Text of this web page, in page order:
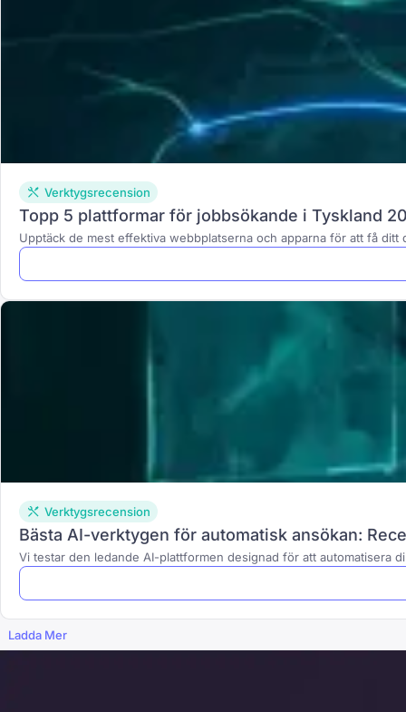
Verktygsrecension
Topp 5 plattformar för jobbsökande i Tyskland
Upptäck de mest effektiva webbplatserna och apparna för att få
Verktygsrecension
Bästa AI-verktygen för automatisk ansökan:
Vi testar den ledande AI-plattformen designad för att automatisera
Ladda Mer